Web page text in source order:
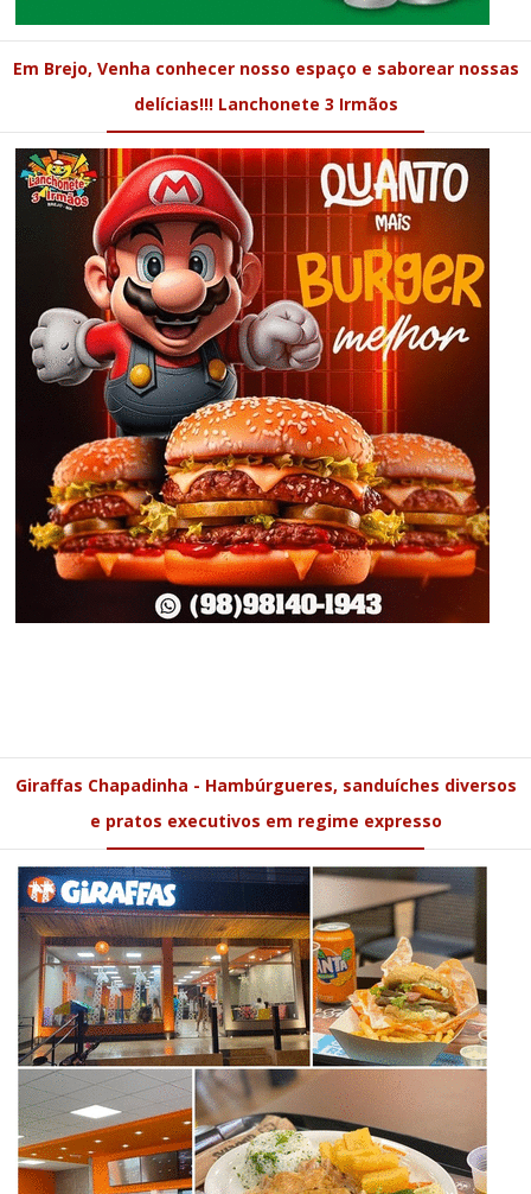
Em Brejo, Venha conhecer nosso espaço e saborear nossas
delícias!!! Lanchonete 3 Irmãos
Giraffas Chapadinha - Hambúrgueres, sanduíches diversos
e pratos executivos em regime expresso